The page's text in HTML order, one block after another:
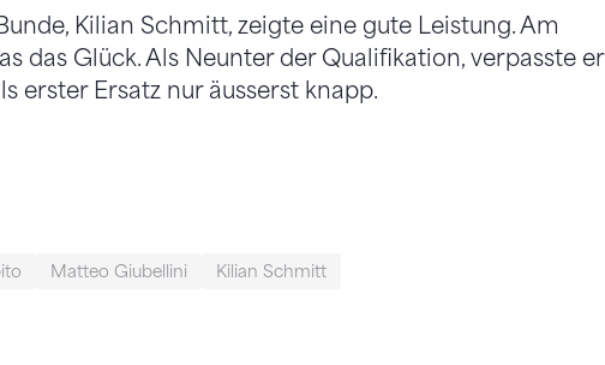
Kilian Schmitt, zeigte eine gute Leistung. Am
das Glück. Als Neunter der Qualifikation, verpasste er
erster Ersatz nur äusserst knapp.
Matteo Giubellini Kilian Schmitt